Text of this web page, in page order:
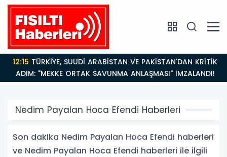
12:15TÜRKİYE, SUUDİ ARABİSTAN VE PAKİSTAN'DAN KRİTİK
ADIM: "MEKKE ORTAK SAVUNMA ANLAŞMASI" İMZALANDI!
Nedim Payalan Hoca Efendi Haberleri
Son dakika Nedim Payalan Hoca Efendi haberleri
ve Nedim Payalan Hoca Efendi haberleri ile ilgili